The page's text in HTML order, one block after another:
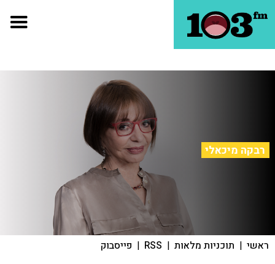
רבקה מיכאלי
ראשי | תוכניות מלאות |
RSS
| פייסבוק